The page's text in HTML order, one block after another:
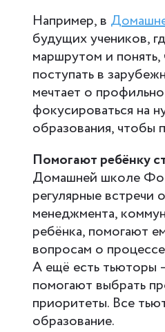
Например, в
будущих учеников,
маршрутом и
поступать в
мечтает о
фокусироваться на
образования, чтобы
Помогают ребёнку
Домашней школе
регулярные встречи
менеджмента,
ребёнка, помогают
вопросам о
А ещё есть тьюторы
помогают выбрать
приоритеты. Все
образование.